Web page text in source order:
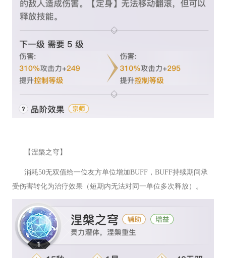
【涅槃之穹】
消耗50无双值给一位友方单位增加BUFF，BUFF持续期间承
受伤害转化为治疗效果（短期内无法对同一单位多次释放）。